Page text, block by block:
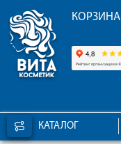
КОРЗИНА
КАТАЛОГ